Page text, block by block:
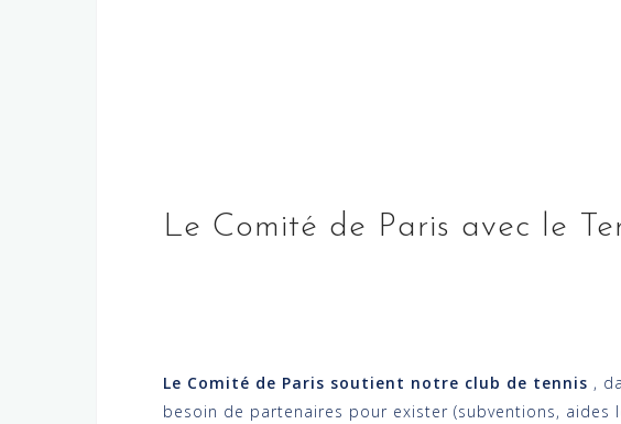
Le Comité de Paris avec le
Le Comité de Paris soutient notre club de tennis ,
besoin de partenaires pour exister (subventions,